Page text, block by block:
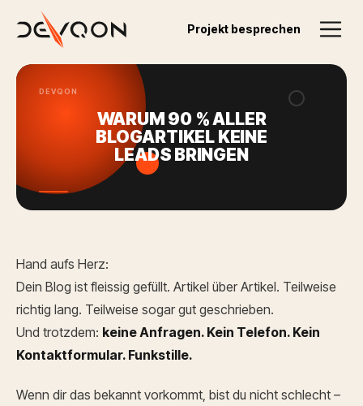
Projekt besprechen
Zurück zum Blog
DEVQON
WARUM 90 % ALLER
BLOGARTIKEL KEINE
LEADS BRINGEN
Hand aufs Herz:
Dein Blog ist fleissig gefüllt. Artikel über Artikel. Teilweise
richtig lang. Teilweise sogar gut geschrieben.
Und trotzdem: keine Anfragen. Kein Telefon. Kein
Kontaktformular. Funkstille.
Wenn dir das bekannt vorkommt, bist du nicht schlecht –